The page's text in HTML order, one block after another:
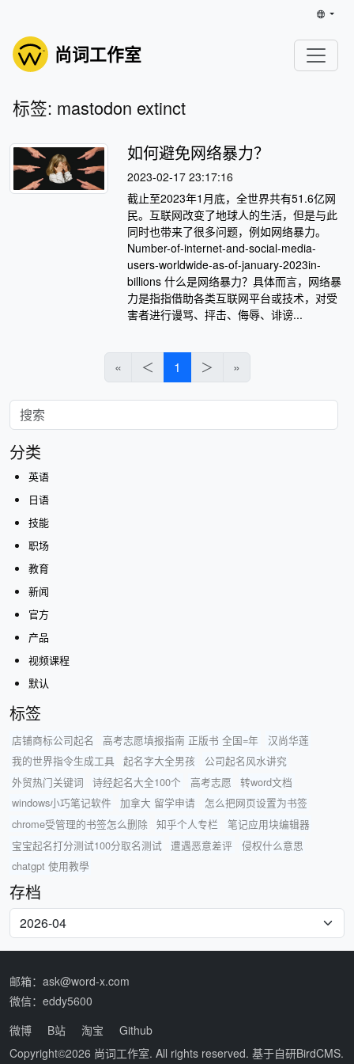
尚词工作室
标签: mastodon extinct
如何避免网络暴力？
2023-02-17 23:17:16
截止至2023年1月底，全世界共有51.6亿网
民。互联网改变了地球人的生活，但是与此
同时也带来了很多问题，例如网络暴力。
Number-of-internet-and-social-media-
users-worldwide-as-of-january-2023in-
billions 什么是网络暴力？具体而言，网络暴
力是指指借助各类互联网平台或技术，对受
害者进行谩骂、抨击、侮辱、诽谤...
« ＜ 1 ＞ »
分类
英语
日语
技能
职场
教育
新闻
官方
产品
视频课程
默认
标签
店铺商标公司起名 高考志愿填报指南 正版书 全国=年
汉尚华莲
我的世界指令生成工具
起名字大全男孩
公司起名风水讲究
外贸热门关键词
诗经起名大全100个 高考志愿
转word文档
windows小巧笔记软件
加拿大 留学申请
怎么把网页设置为书签
chrome受管理的书签怎么删除
知乎个人专栏
笔记应用块编辑器
宝宝起名打分测试100分取名测试
遭遇恶意差评
侵权什么意思
chatgpt 使用教學
存档
邮箱：ask@word-x.com
微信：eddy5600
微博
B站 淘宝
Github
Copyright©2026 尚词工作室. All rights reserved. 基于自研BirdCMS.